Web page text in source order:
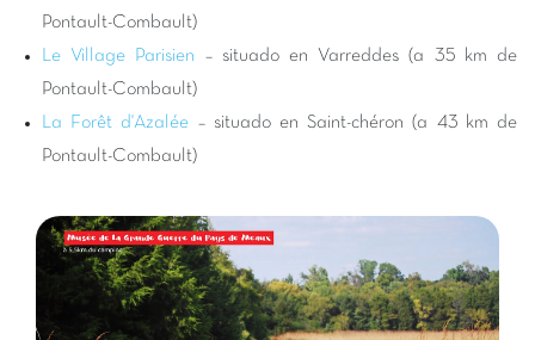
región parisina.
actividades para todos los gustos. Podrá llegar fácilmente a
Paríspara un día cultural, visitar Disneyland París para una
dosis de magia, o explorar los bosques estatales de la región
para paseos en bicicleta o caminatas. El Parc des Félins en
para una salida en familia. Después de un día lleno de
descubrimientos, nada mejor que volver a la comodidad de su
mobil-home Capfun y disfrutar de las noches animadas que
ofrecen nuestros equipos. Sus vacaciones de camping cerca de
Pontault-Combault serán sinónimo de recuerdos inolvidables.
Pontault-Combault)
Le Village Parisien – situado en Varreddes (a 35 km de
Pontault-Combault)
La Forêt d'Azalée – situado en Saint-chéron (a 43 km de
Pontault-Combault)